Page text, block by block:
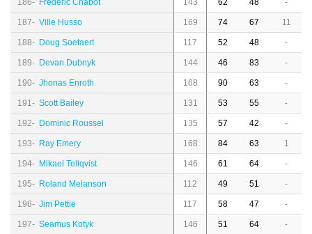
186- Frederic Chabot 143 62 48 -
187- Ville Husso 169 74 67 11
188- Doug Soetaert 117 52 48 -
189- Devan Dubnyk 144 46 83 -
190- Jhonas Enroth 168 90 63 -
191- Scott Bailey 131 53 55 -
192- Dominic Roussel 135 57 42 -
193- Ray Emery 168 84 63 1
194- Mikael Tellqvist 146 61 64 -
195- Roland Melanson 112 49 51 -
196- Jim Pettie 117 58 47 -
197- Seamus Kotyk 146 51 64 -